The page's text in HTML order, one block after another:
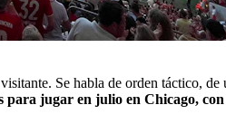
Se habla de orden táctico,
jugar en julio en Chicago,